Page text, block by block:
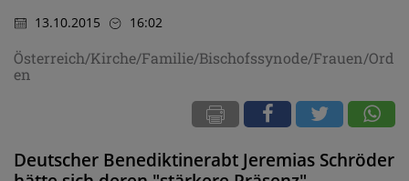
13.10.2015 16:02
Österreich/Kirche/Familie/Bischofssynode/Frauen/Ord
en
Deutscher Benediktinerabt Jeremias Schröder